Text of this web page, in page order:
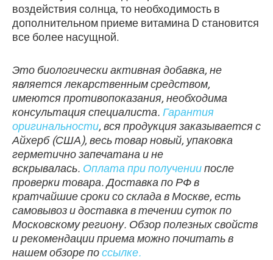
воздействия солнца, то необходимость в
дополнительном приеме витамина D становится
все более насущной.
Это биологически активная добавка, не
является лекарственным средством,
имеются противопоказания, необходима
консультация специалиста. Гарантия
оригинальности, вся продукция заказывается с
Айхерб (США), весь товар новый, упаковка
герметично запечатана и не
вскрывалась. Оплата при получениипосле
проверки товара. Доставка по РФ в
кратчайшие сроки со склада в Москве, есть
самовывоз и доставка в течении суток по
Московскому региону. Обзор полезных свойств
и рекомендации приема можно почитать в
нашем обзоре поссылке.